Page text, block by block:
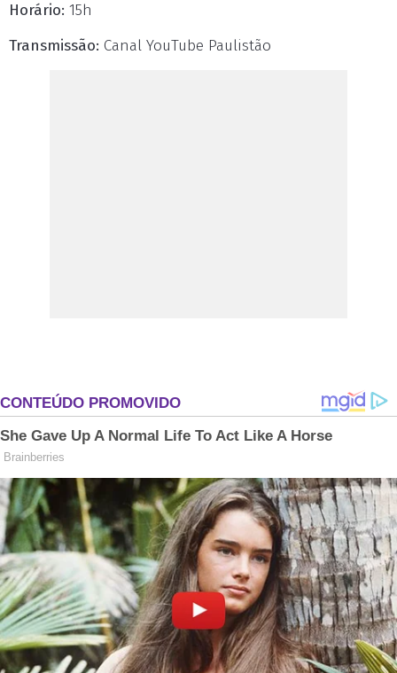
Horário: 15h
Transmissão: Canal YouTube Paulistão